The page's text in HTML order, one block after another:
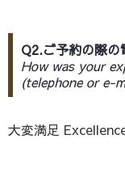
Q2.ご予約の際
How was your
(telephone or e-
大変満足